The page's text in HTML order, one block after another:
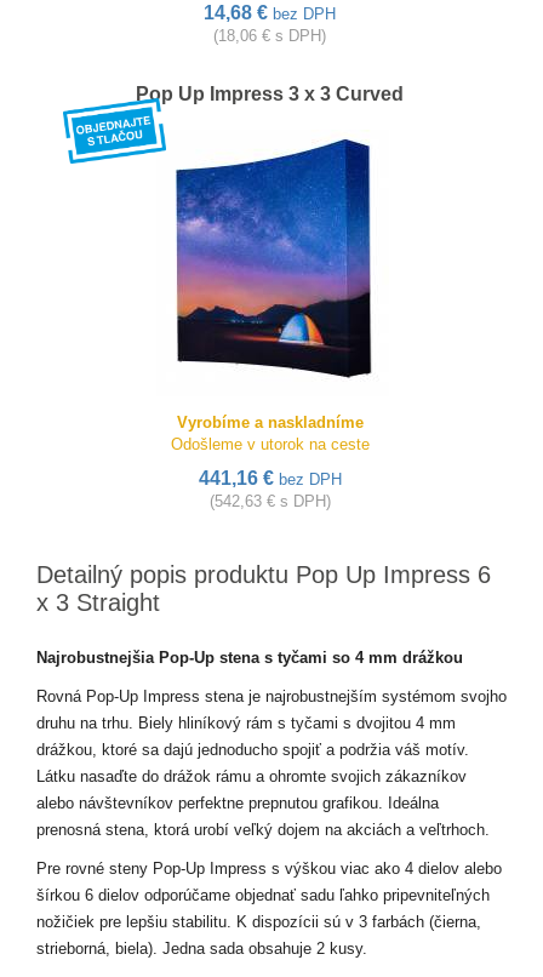
14,68 € bez DPH
(18,06 € s DPH)
Pop Up Impress 3 x 3 Curved
Vyrobíme a naskladníme
Odošleme v utorok na ceste
441,16 € bez DPH
(542,63 € s DPH)
Detailný popis produktu Pop Up Impress 6
x 3 Straight
Najrobustnejšia Pop-Up stena s tyčami so 4 mm drážkou
Rovná Pop-Up Impress stena je najrobustnejším systémom svojho
druhu na trhu. Biely hliníkový rám s tyčami s dvojitou 4 mm
drážkou, ktoré sa dajú jednoducho spojiť a podržia váš motív.
Látku nasaďte do drážok rámu a ohromte svojich zákazníkov
alebo návštevníkov perfektne prepnutou grafikou. Ideálna
prenosná stena, ktorá urobí veľký dojem na akciách a veľtrhoch.
Pre rovné steny Pop-Up Impress s výškou viac ako 4 dielov alebo
šírkou 6 dielov odporúčame objednať sadu ľahko pripevniteľných
nožičiek pre lepšiu stabilitu. K dispozícii sú v 3 farbách (čierna,
strieborná, biela). Jedna sada obsahuje 2 kusy.